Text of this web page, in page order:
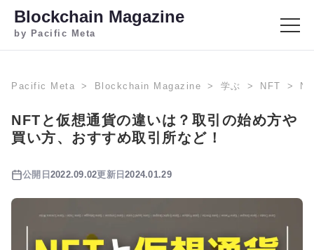
Blockchain Magazine
by Pacific Meta
Pacific Meta Blockchain Magazine 学ぶ NFT
NFTと仮想通貨の違いは？取引の始め方や
買い方、おすすめ取引所など！
公開日 2022.09.02更新日2024.01.29